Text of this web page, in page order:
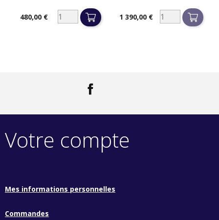
Prix480,00 € Prix1 390,00 €
Votre compte
Mes informations personnelles
Commandes